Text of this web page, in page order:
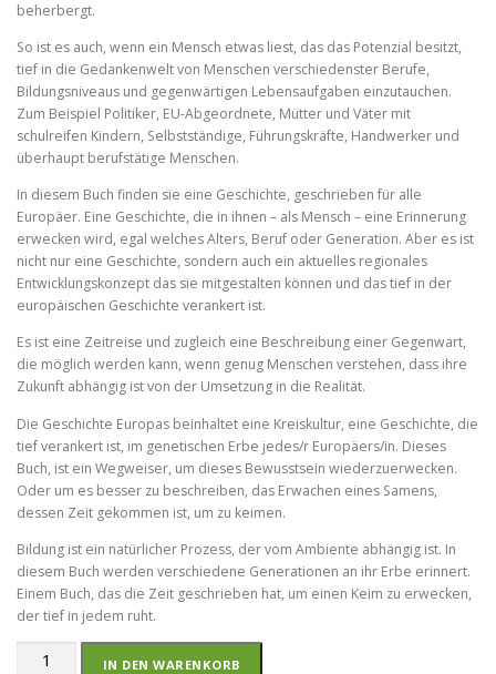
beherbergt.
So ist es auch, wenn ein Mensch etwas liest, das das Potenzial besitzt,
tief in die Gedankenwelt von Menschen verschiedenster Berufe,
Bildungsniveaus und gegenwärtigen Lebensaufgaben einzutauchen.
Zum Beispiel Politiker, EU-Abgeordnete, Mütter und Väter mit
schulreifen Kindern, Selbstständige, Führungskräfte, Handwerker und
überhaupt berufstätige Menschen.
In diesem Buch finden sie eine Geschichte, geschrieben für alle
Europäer. Eine Geschichte, die in ihnen – als Mensch – eine Erinnerung
erwecken wird, egal welches Alters, Beruf oder Generation. Aber es ist
nicht nur eine Geschichte, sondern auch ein aktuelles regionales
Entwicklungskonzept das sie mitgestalten können und das tief in der
europäischen Geschichte verankert ist.
Es ist eine Zeitreise und zugleich eine Beschreibung einer Gegenwart,
die möglich werden kann, wenn genug Menschen verstehen, dass ihre
Zukunft abhängig ist von der Umsetzung in die Realität.
Die Geschichte Europas beinhaltet eine Kreiskultur, eine Geschichte, die
tief verankert ist, im genetischen Erbe jedes/r Europäers/in. Dieses
Buch, ist ein Wegweiser, um dieses Bewusstsein wiederzuerwecken.
Oder um es besser zu beschreiben, das Erwachen eines Samens,
dessen Zeit gekommen ist, um zu keimen.
Bildung ist ein natürlicher Prozess, der vom Ambiente abhängig ist. In
diesem Buch werden verschiedene Generationen an ihr Erbe erinnert.
Einem Buch, das die Zeit geschrieben hat, um einen Keim zu erwecken,
der tief in jedem ruht.
LIVING
IN DEN WARENKORB